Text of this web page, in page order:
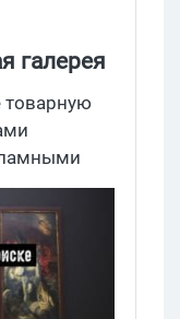
галерея
товарную
Маркета на